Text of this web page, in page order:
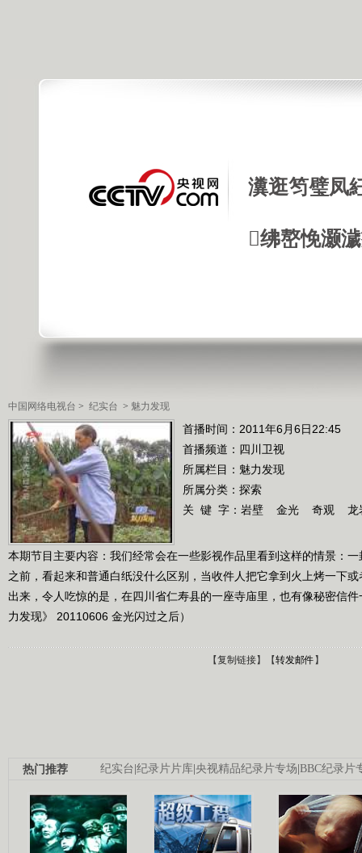
瀵逛笉璧凤
绋嶅悗灏
中国网络电视台 > 纪实台 > 魅力发现
首播时间：2011年6月6日22:45
首播频道： 四川卫视
所属栏目： 魅力发现
所属分类：探索
关 键 字： 岩壁 金光 奇观 龙
本期节目主要内容：我们经常会在一些影视作品里看到这样的情景：
之前，看起来和普通白纸没什么区别，当收件人把它拿到火上烤一下
出来，令人吃惊的是，在四川省仁寿县的一座寺庙里，也有像秘密信
力发现》 20110606 金光闪过之后）
【复制链接】【转发邮件】
纪实台|纪录片片库|央视精品纪录片专场|BBC纪录片
热门推荐